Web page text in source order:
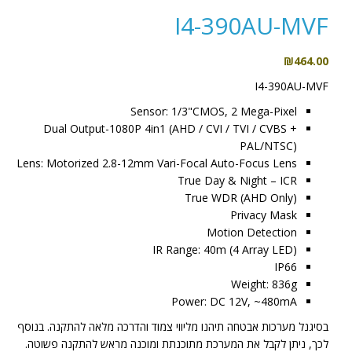
I4-390AU-MVF
₪464.00
I4-390AU-MVF
Sensor: 1/3"CMOS, 2 Mega-Pixel
Dual Output-1080P 4in1 (AHD / CVI / TVI / CVBS +
PAL/NTSC)
Lens: Motorized 2.8-12mm Vari-Focal Auto-Focus Lens
True Day & Night – ICR
True WDR (AHD Only)
Privacy Mask
Motion Detection
IR Range: 40m (4 Array LED)
IP66
Weight: 836g
Power: DC 12V, ~480mA
בסיגנל מערכות אבטחה תיהנו מליווי צמוד והדרכה מלאה להתקנה. בנוסף
לכך, ניתן לקבל את המערכת מתוכנתת ומוכנה מראש להתקנה פשוטה.